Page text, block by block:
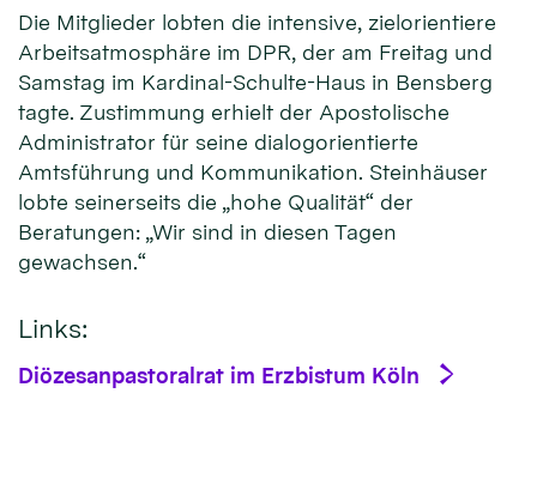
Die Mitglieder lobten die intensive, zielorientiere
Arbeitsatmosphäre im DPR, der am Freitag und
Samstag im Kardinal-Schulte-Haus in Bensberg
tagte. Zustimmung erhielt der Apostolische
Administrator für seine dialogorientierte
Amtsführung und Kommunikation. Steinhäuser
lobte seinerseits die „hohe Qualität“ der
Beratungen: „Wir sind in diesen Tagen
gewachsen.“
Links:
Diözesanpastoralrat im Erzbistum Köln